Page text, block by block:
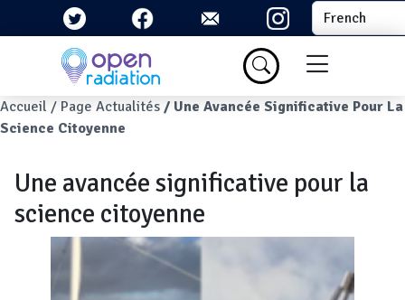
Aller au contenu principal Select your
Menu du
Fil d'Ariane
Accueil Page Actualités
Une Avancée Significative Pour La
Science Citoyenne
Une avancée significative pour la
science citoyenne